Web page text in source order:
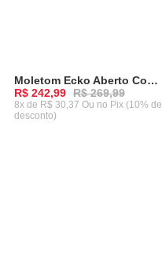
-10%
Moletom Ecko Aberto Com Capuz Camuflado Azul Marinho
R$ 242,99 R$ 269,99
8x de R$ 30,37 Ou no Pix (10% de
desconto)